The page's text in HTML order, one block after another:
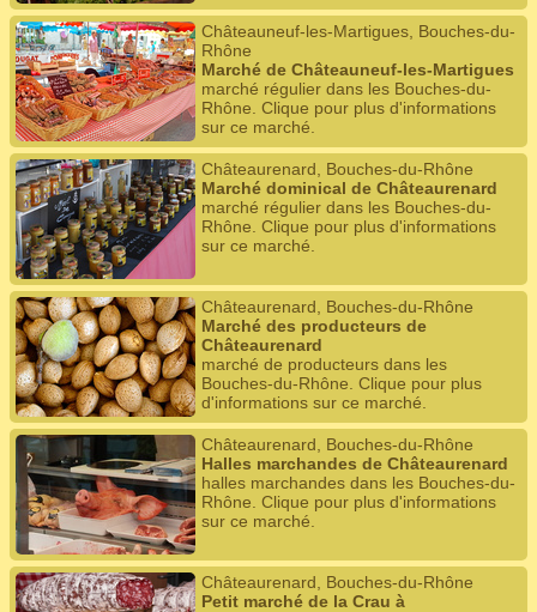
Châteauneuf-les-Martigues, Bouches-du-
Rhône
Marché de Châteauneuf-les-Martigues
marché régulier dans les Bouches-du-
Rhône. Clique pour plus d'informations
sur ce marché.
Châteaurenard, Bouches-du-Rhône
Marché dominical de Châteaurenard
marché régulier dans les Bouches-du-
Rhône. Clique pour plus d'informations
sur ce marché.
Châteaurenard, Bouches-du-Rhône
Marché des producteurs de
Châteaurenard
marché de producteurs dans les
Bouches-du-Rhône. Clique pour plus
d'informations sur ce marché.
Châteaurenard, Bouches-du-Rhône
Halles marchandes de Châteaurenard
halles marchandes dans les Bouches-du-
Rhône. Clique pour plus d'informations
sur ce marché.
Châteaurenard, Bouches-du-Rhône
Petit marché de la Crau à